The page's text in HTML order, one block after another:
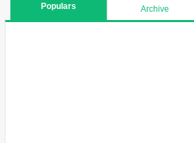
Populars Archive